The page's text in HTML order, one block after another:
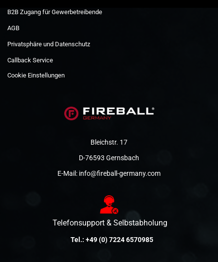
B2B Zugang für Gewerbetreibende
AGB
Privatsphäre und Datenschutz
Callback Service
Cookie Einstellungen
Bleichstr. 17
D-76593 Gernsbach
E-Mail: info@fireball-germany.com
Telefonsupport & Selbstabholung
Tel.: +49 (0) 7224 6570985